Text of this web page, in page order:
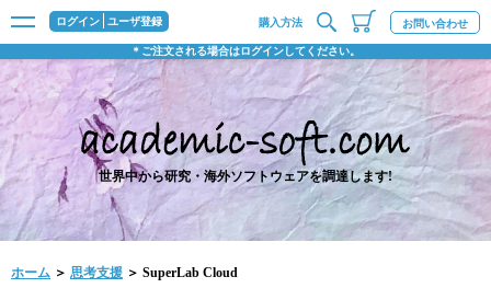
ログイン ユーザ登録
＊ご注文される場合はログインしてください。
購入方法 お問い合わせ
世界中から研究・海外ソフトウェアを調達します!
ホーム ＞ 思考支援 ＞ SuperLab Cloud